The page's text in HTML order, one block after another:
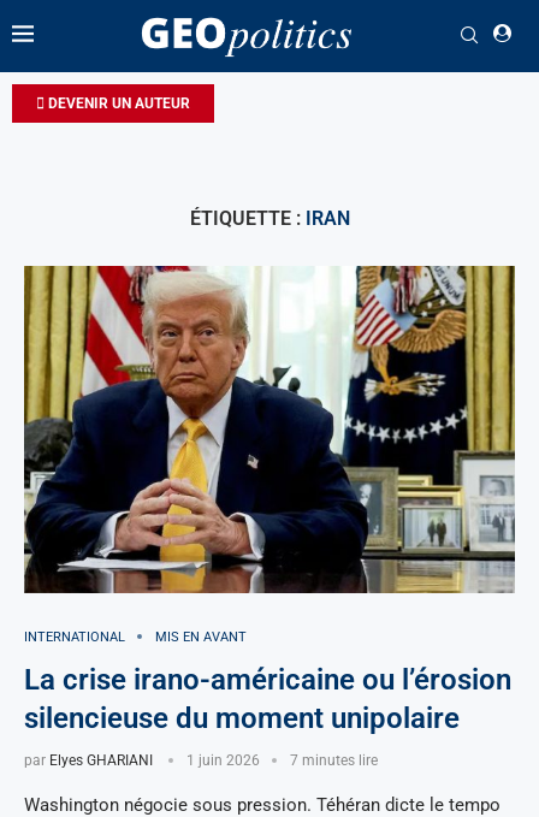
DEVENIR UN AUTEUR
ÉTIQUETTE : IRAN
INTERNATIONAL MIS EN AVANT
La crise irano-américaine ou l’érosion
silencieuse du moment unipolaire
par Elyes GHARIANI 1 juin 2026 7 minutes lire
Washington négocie sous pression. Téhéran dicte le tempo